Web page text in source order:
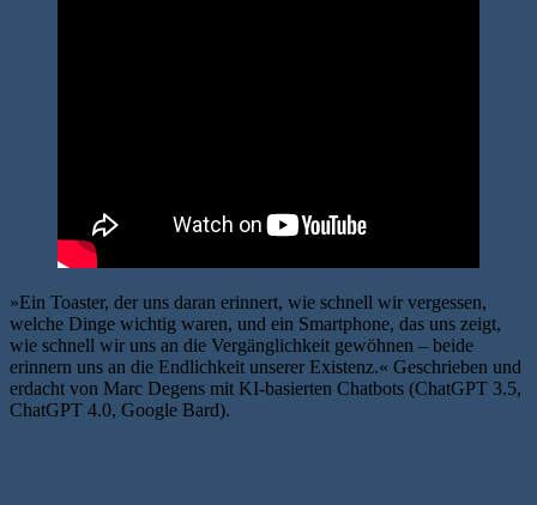
»Ein Toaster, der uns daran erinnert, wie schnell wir vergessen,
welche Dinge wichtig waren, und ein Smartphone, das uns zeigt,
wie schnell wir uns an die Vergänglichkeit gewöhnen – beide
erinnern uns an die Endlichkeit unserer Existenz.« Geschrieben und
erdacht von Marc Degens mit KI-basierten Chatbots (ChatGPT 3.5,
ChatGPT 4.0, Google Bard).